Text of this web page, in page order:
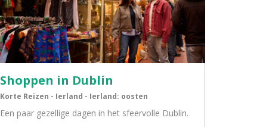
Shoppen in Dublin
Korte Reizen - Ierland - Ierland: oosten
Een paar gezellige dagen in het sfeervolle Dublin.